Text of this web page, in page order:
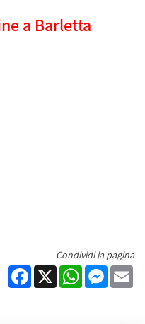
a Barletta
Condividi la pagina
Facebook
X WhatsApp